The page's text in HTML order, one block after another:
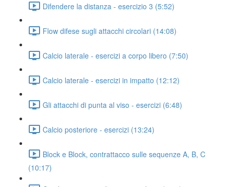
Difendere la distanza - esercizio 3 (5:52)
Flow difese sugli attacchi circolari (14:08)
Calcio laterale - esercizi a corpo libero (7:50)
Calcio laterale - esercizi in impatto (12:12)
Gli attacchi di punta al viso - esercizi (6:48)
Calcio posteriore - esercizi (13:24)
Block e Block, contrattacco sulle sequenze A, B, C
(10:17)